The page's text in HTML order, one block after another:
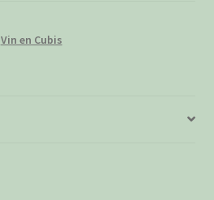
Vin en Cubis